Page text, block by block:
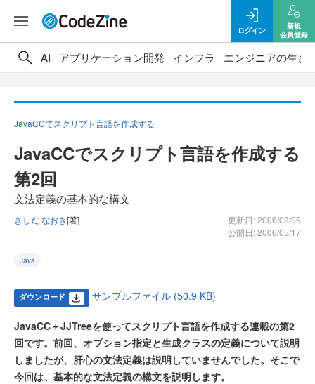
ログイン
新規
会員登録
AI アプリケーション開発 インフラ エンジニアの生き
JavaCCでスクリプト言語を作成する
JavaCCでスクリプト言語を作成する
第2回
文法定義の基本的な構文
きしだ なおき[著]
更新日: 2006/08/09
公開日: 2006/05/17
Java
ダウンロード サンプルファイル (50.9 KB)
JavaCC＋JJTreeを使ってスクリプト言語を作成する連載の第2
回です。前回、オプション指定と生成クラスの定義について説明
しましたが、肝心の文法定義は説明していませんでした。そこで
今回は、基本的な文法定義の構文を説明します。